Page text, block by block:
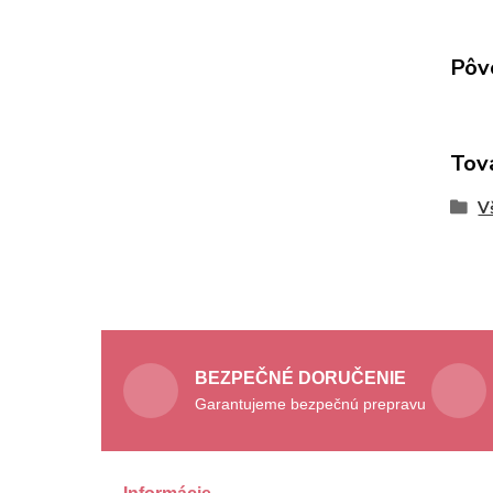
BEZPEČNÉ DORUČENIE
Garantujeme bezpečnú prepravu